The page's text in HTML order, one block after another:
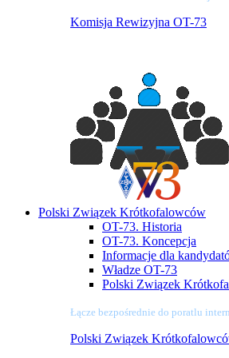
Komisja Rewizyjna OT-73
Polski Związek Krótkofalowców
OT-73. Historia
OT-73. Koncepcja
Informacje dla
Władze OT-73
Polski Związek
Łącze bezpośrednie do poratlu
Polski Związek